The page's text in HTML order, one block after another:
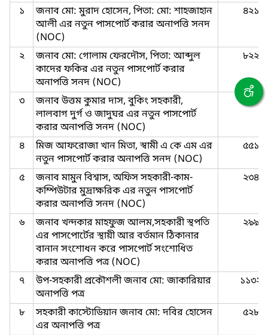
১
জনাব মো: মুরাদ হোসেন, পিতা: মো: শাহজাহান
আলী এর নতুন পাসপোর্ট করার অনাপত্তি সনদ
(NOC)
৪২১
২
জনাব মো: গোলাম ফেরদৌস, পিতা: আব্দুল
কাদের ফকির এর নতুন পাসপোর্ট করার
অনাপত্তি সনদ (NOC)
৮২২
৩
জনাব উত্তম কুমার দাস, বুকিং সহকারী,
লালবাগ দুর্গ ও জাদুঘর এর নতুন পাসপোর্ট
করার অনাপত্তি সনদ (NOC)
৩৮১
৪
মিজ আফরোজা খান মিতা, স্বামী এ কে এম এর
নতুন পাসপোর্ট করার অনাপত্তি সনদ (NOC)
৫৫১
৫
জনাব মামুন বিশ্বাস, অফিস সহকারী-কাম-
কম্পিউটার মুদ্রাক্ষরিক এর নতুন পাসপোর্ট
করার অনাপত্তি সনদ (NOC)
২৩৪
৬
জনাব খন্দকার মাহফুজ আলম,সহকারী স্থপতি
এর পাসপোর্টের স্থায়ী আর বর্তমান ঠিকানার
বানান সংশোধন করে পাসপোর্ট সংশোধিত
করার অনাপত্তি পত্র (NOC)
২৯৯
৭
উপ-সহকারী প্রকৌশলী জনাব মো: জাকারিয়ার
অনাপত্তি পত্র
১১৩২
৮
সহকারী কাস্টোডিয়ান জনাব মো: দবির হোসেন
এর অনাপত্তি পত্র
৫২৮